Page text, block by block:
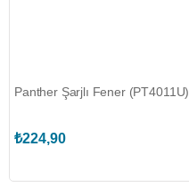
Panther Şarjlı Fener (PT4011U)
₺224,90